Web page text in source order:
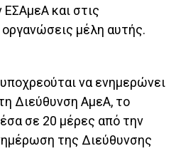
και στις
οργανώσεις μέλη αυτής.
να ενημερώνει
Διεύθυνση ΑμεΑ, το
σε 20 μέρες από την
της Διεύθυνσης